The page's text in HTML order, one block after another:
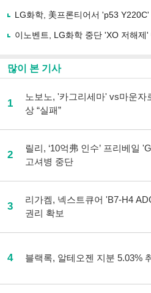
기
LG화학, 美프론티어서 'p53 Y220C'
이노벤트, LG화학 중단 'XO 저해제
많이 본 기사
1
노보노, '카그리세마' vs마운자
상 “실패”
2
릴리, ‘10억弗 인수’ 프리베일
고셔병 중단
3
리가켐, 넥스트큐어 'B7-H4
권리 확보
4 블랙록, 알테오젠 지분 5.03%